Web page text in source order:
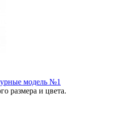
модель №1
размера и цвета.